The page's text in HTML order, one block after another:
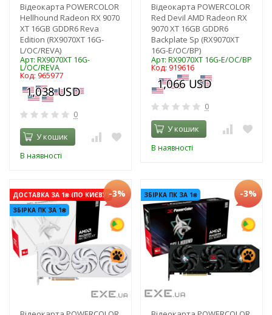
Відеокарта POWERCOLOR
Hellhound Radeon RX 9070
XT 16GB GDDR6 Reva
Edition (RX9070XT 16G-
L/OC/REVA)
Арт: RX9070XT 16G-
L/OC/REVA
Код: 965977
0
У кошик
В наявності
Відеокарта POWERCOLOR
Red Devil AMD Radeon RX
9070 XT 16GB GDDR6
Backplate Sp (RX9070XT
16G-E/OC/BP)
Арт: RX9070XT 16G-E/OC/BP
Код: 919616
0
У кошик
В наявності
ДОСТАВКА ЗА 1₴ (ПО КИЄВУ)
ЗБІРКА ПК ЗА 1₴
-3% ЗБІРКА ПК ЗА 1₴ -3%